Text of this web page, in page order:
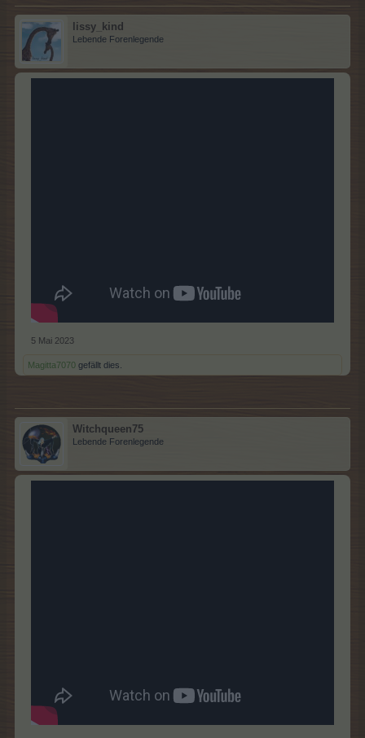
lissy_kind
Lebende Forenlegende
5 Mai 2023
Magitta7070 gefällt dies.
Witchqueen75
Lebende Forenlegende